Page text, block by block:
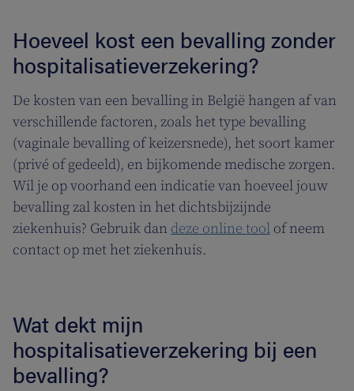
Hoeveel kost een bevalling zonder
hospitalisatieverzekering?
De kosten van een bevalling in België hangen af van
verschillende factoren, zoals het type bevalling
(vaginale bevalling of keizersnede), het soort kamer
(privé of gedeeld), en bijkomende medische zorgen.
Wil je op voorhand een indicatie van hoeveel jouw
bevalling zal kosten in het dichtsbijzijnde
ziekenhuis? Gebruik dan deze online tool of neem
contact op met het ziekenhuis.
Wat dekt mijn
hospitalisatieverzekering bij een
bevalling?